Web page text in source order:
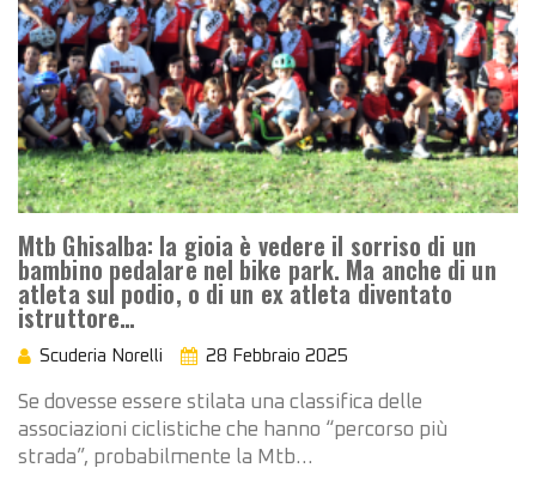
Mtb Ghisalba: la gioia è vedere il sorriso di un
bambino pedalare nel bike park. Ma anche di un
atleta sul podio, o di un ex atleta diventato
istruttore…
Scuderia Norelli 28 Febbraio 2025
Se dovesse essere stilata una classifica delle
associazioni ciclistiche che hanno “percorso più
strada”, probabilmente la Mtb…